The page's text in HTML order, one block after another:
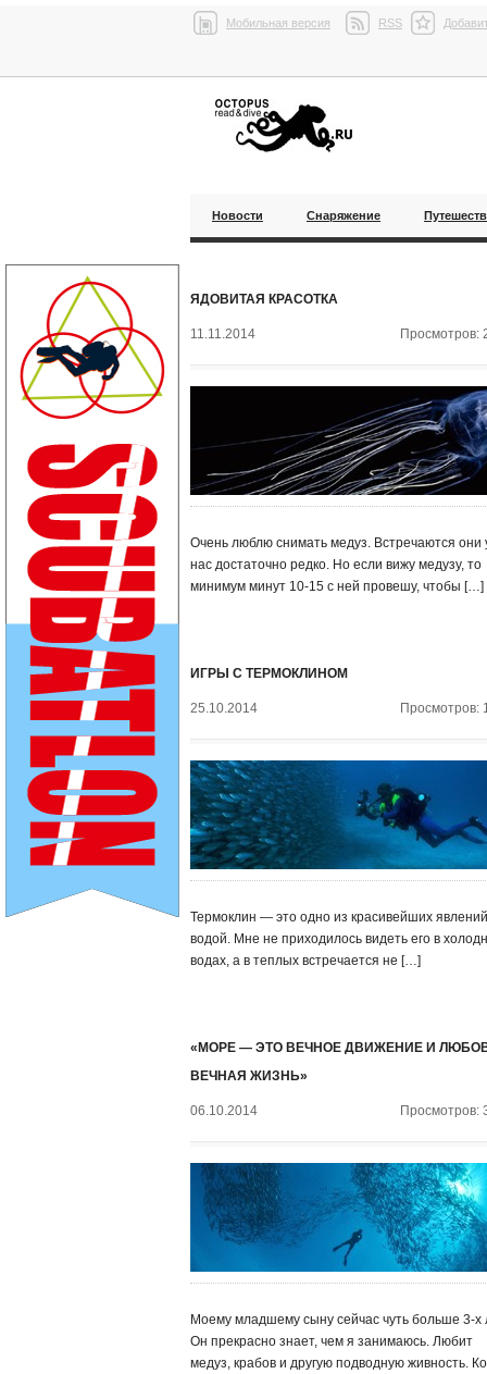
Мобильная версия RSS
Новости Снаряжение
ЯДОВИТАЯ КРАСОТКА
11.11.2014 Просмотров:
Очень люблю снимать медуз. Встречаются они
нас достаточно редко. Но если вижу медузу, то
минимум минут 10-15 с ней провешу, чтобы […]
ИГРЫ С ТЕРМОКЛИНОМ
25.10.2014 Просмотров:
Термоклин — это одно из красивейших
водой. Мне не приходилось видеть его в
водах, а в теплых встречается не […]
«МОРЕ — ЭТО ВЕЧНОЕ ДВИЖЕНИЕ И
ВЕЧНАЯ ЖИЗНЬ»
06.10.2014 Просмотров:
Моему младшему сыну сейчас чуть больше 3-х
Он прекрасно знает, чем я занимаюсь. Любит
медуз, крабов и другую подводную живность.